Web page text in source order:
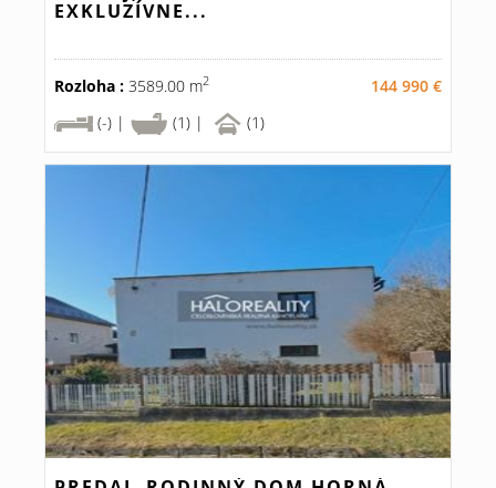
EXKLUZÍVNE...
Rozloha : 3589.00 m2
144 990 €
(-) |
(1) | (1)